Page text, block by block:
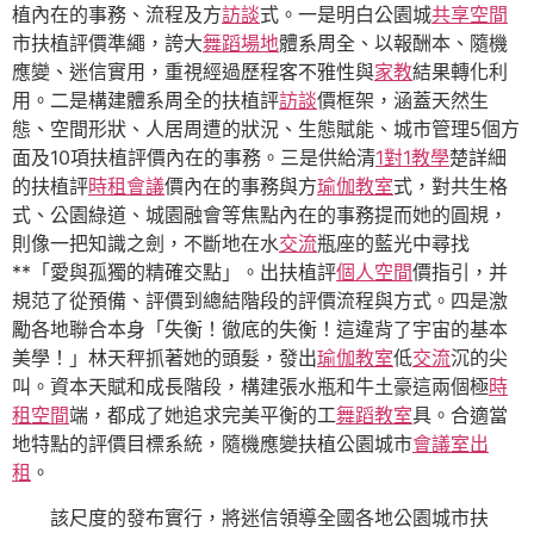
植內在的事務、流程及方訪談式。一是明白公園城共享空間
市扶植評價準繩，誇大舞蹈場地體系周全、以報酬本、隨機
應變、迷信實用，重視經過歷程客不雅性與家教結果轉化利
用。二是構建體系周全的扶植評訪談價框架，涵蓋天然生
態、空間形狀、人居周遭的狀況、生態賦能、城市管理5個方
面及10項扶植評價內在的事務。三是供給清1對1教學楚詳細
的扶植評時租會議價內在的事務與方瑜伽教室式，對共生格
式、公園綠道、城園融會等焦點內在的事務提而她的圓規，
則像一把知識之劍，不斷地在水交流瓶座的藍光中尋找
**「愛與孤獨的精確交點」。出扶植評個人空間價指引，并
規范了從預備、評價到總結階段的評價流程與方式。四是激
勵各地聯合本身「失衡！徹底的失衡！這違背了宇宙的基本
美學！」林天秤抓著她的頭髮，發出瑜伽教室低交流沉的尖
叫。資本天賦和成長階段，構建張水瓶和牛土豪這兩個極時
租空間端，都成了她追求完美平衡的工舞蹈教室具。合適當
地特點的評價目標系統，隨機應變扶植公園城市會議室出
租 。
該尺度的發布實行，將迷信領導全國各地公園城市扶